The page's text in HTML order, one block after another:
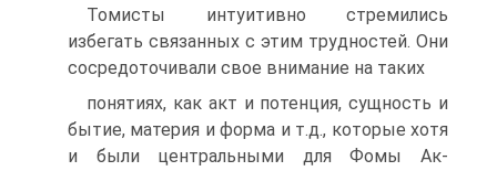
Томисты интуитивно стремились
избегать связанных с этим трудностей. Они
сосредоточивали свое внимание на таких
понятиях, как акт и потенция, сущность и
бытие, материя и форма и т.д., которые хотя
и были центральными для Фомы Ак­